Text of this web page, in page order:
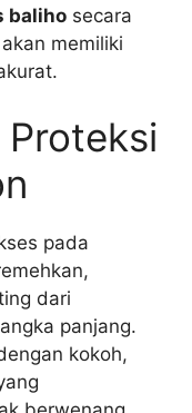
baliho secara
memiliki
Proteksi
pada
dari
panjang.
kokoh,